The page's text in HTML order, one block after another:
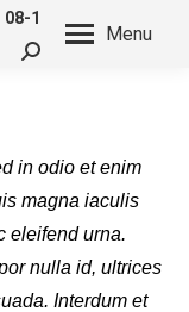
Menu
08-1
Search:
in odio et enim
magna iaculis
eleifend urna.
nulla id, ultrices
Interdum et